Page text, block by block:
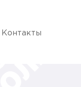
Контакты